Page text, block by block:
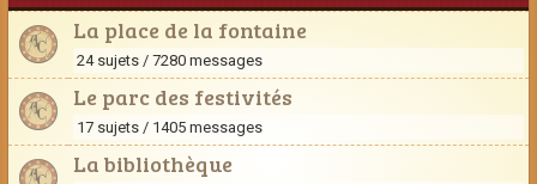
La place de la fontaine
24 sujets / 7280 messages
Le parc des festivités
17 sujets / 1405 messages
La bibliothèque